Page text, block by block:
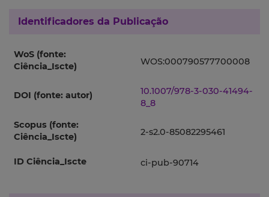
Identificadores da Publicação
WoS (fonte:
Ciência_Iscte)
WOS:000790577700008
DOI (fonte: autor)
10.1007/978-3-030-41494-
8_8
Scopus (fonte:
Ciência_Iscte)
2-s2.0-85082295461
ID Ciência_Iscte ci-pub-90714